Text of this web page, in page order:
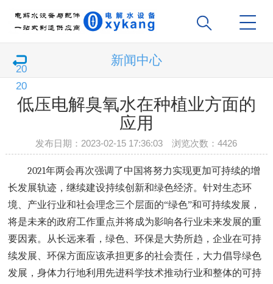
新闻中心
低压电解臭氧水在种植业方面的
应用
发布日期：2023-02-15 17:36:03 浏览次数：4426
2021年两会再次强调了中国将努力实现更加可持续的增
长发展轨迹，继续建设持续创新和绿色经济。针对生态环
境、产业行业和社会理念三个层面的“绿色”和可持续发展，
将是未来的政府工作重点并将成为影响各行业未来发展的重
要因素。从长远来看，绿色、环保是大势所趋，企业在可持
续发展、环保方面应该承担更多的社会责任，大力倡导绿色
发展，身体力行地利用先进科学技术推动行业和整体的可持